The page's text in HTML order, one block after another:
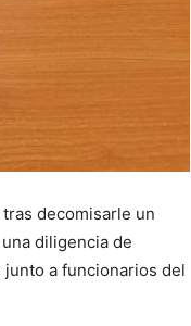
decomisarle un
diligencia de
a funcionarios del